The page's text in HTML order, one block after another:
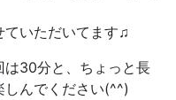
ていただいてます♫
は30分と、ちょっと長
しんでください(^^)